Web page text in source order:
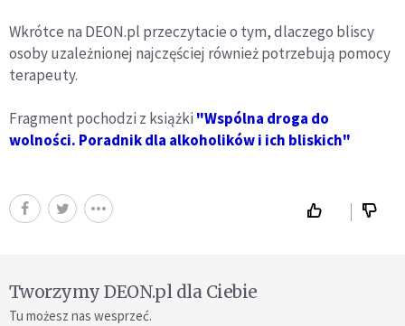
Wkrótce na DEON.pl przeczytacie o tym, dlaczego bliscy
osoby uzależnionej najczęściej również potrzebują pomocy
terapeuty.
Fragment pochodzi z książki "Wspólna droga do
wolności. Poradnik dla alkoholików i ich bliskich"
Tworzymy DEON.pl dla Ciebie
Tu możesz nas wesprzeć.